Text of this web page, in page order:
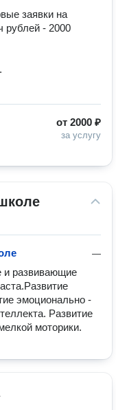
заявки на
рублей - 2000
от 2000 ₽
за услугу
—
и развивающие
эмоционально -
Развитие
моторики.